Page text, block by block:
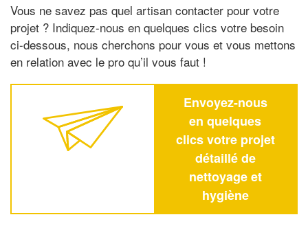
Vous ne savez pas quel artisan contacter pour votre
projet ? Indiquez-nous en quelques clics votre besoin
ci-dessous, nous cherchons pour vous et vous mettons
en relation avec le pro qu’il vous faut !
Envoyez-nous
en quelques
clics votre projet
détaillé de
nettoyage et
hygiène